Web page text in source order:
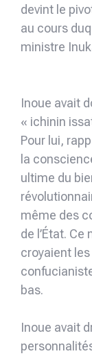
devint le
au cours
ministre
Inoue avait
« ichinin
Pour lui,
la
ultime du
même des
de l’État. Ce
croyaient
bas.
Inoue avait